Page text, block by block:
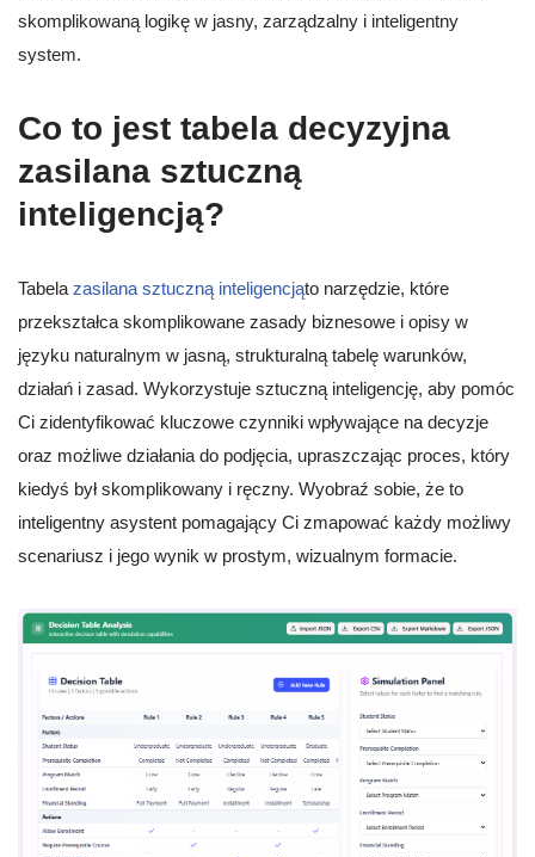
skomplikowaną logikę w jasny, zarządzalny i inteligentny
system.
Co to jest tabela decyzyjna
zasilana sztuczną
inteligencją?
Tabela zasilana sztuczną inteligencjąto narzędzie, które
przekształca skomplikowane zasady biznesowe i opisy w
języku naturalnym w jasną, strukturalną tabelę warunków,
działań i zasad. Wykorzystuje sztuczną inteligencję, aby pomóc
Ci zidentyfikować kluczowe czynniki wpływające na decyzje
oraz możliwe działania do podjęcia, upraszczając proces, który
kiedyś był skomplikowany i ręczny. Wyobraź sobie, że to
inteligentny asystent pomagający Ci zmapować każdy możliwy
scenariusz i jego wynik w prostym, wizualnym formacie.